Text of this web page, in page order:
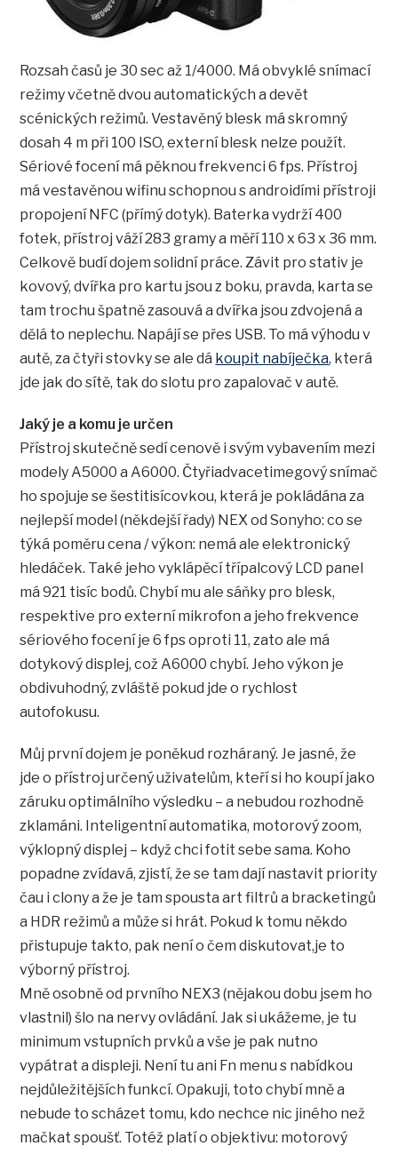
Rozsah časů je 30 sec až 1/4000. Má obvyklé snímací
režimy včetně dvou automatických a devět
scénických režimů. Vestavěný blesk má skromný
dosah 4 m při 100 ISO, externí blesk nelze použít.
Sériové focení má pěknou frekvenci 6 fps. Přístroj
má vestavěnou wifinu schopnou s androidími přístroji
propojení NFC (přímý dotyk). Baterka vydrží 400
fotek, přístroj váží 283 gramy a měří 110 x 63 x 36 mm.
Celkově budí dojem solidní práce. Závit pro stativ je
kovový, dvířka pro kartu jsou z boku, pravda, karta se
tam trochu špatně zasouvá a dvířka jsou zdvojená a
dělá to neplechu. Napájí se přes USB. To má výhodu v
autě, za čtyři stovky se ale dá koupit nabíječka, která
jde jak do sítě, tak do slotu pro zapalovač v autě.
Jaký je a komu je určen
Přístroj skutečně sedí cenově i svým vybavením mezi
modely A5000 a A6000. Čtyřiadvacetimegový snímač
ho spojuje se šestitisícovkou, která je pokládána za
nejlepší model (někdejší řady) NEX od Sonyho: co se
týká poměru cena / výkon: nemá ale elektronický
hledáček. Také jeho vyklápěcí třípalcový LCD panel
má 921 tisíc bodů. Chybí mu ale sáňky pro blesk,
respektive pro externí mikrofon a jeho frekvence
sériového focení je 6 fps oproti 11, zato ale má
dotykový displej, což A6000 chybí. Jeho výkon je
obdivuhodný, zvláště pokud jde o rychlost
autofokusu.
Můj první dojem je poněkud rozháraný. Je jasné, že
jde o přístroj určený uživatelům, kteří si ho koupí jako
záruku optimálního výsledku – a nebudou rozhodně
zklamáni. Inteligentní automatika, motorový zoom,
výklopný displej – když chci fotit sebe sama. Koho
popadne zvídavá, zjistí, že se tam dají nastavit priority
čau i clony a že je tam spousta art filtrů a bracketingů
a HDR režimů a může si hrát. Pokud k tomu někdo
přistupuje takto, pak není o čem diskutovat,je to
výborný přístroj.
Mně osobně od prvního NEX3 (nějakou dobu jsem ho
vlastnil) šlo na nervy ovládání. Jak si ukážeme, je tu
minimum vstupních prvků a vše je pak nutno
vypátrat a displeji. Není tu ani Fn menu s nabídkou
nejdůležitějších funkcí. Opakuji, toto chybí mně a
nebude to scházet tomu, kdo nechce nic jiného než
mačkat spoušť. Totéž platí o objektivu: motorový